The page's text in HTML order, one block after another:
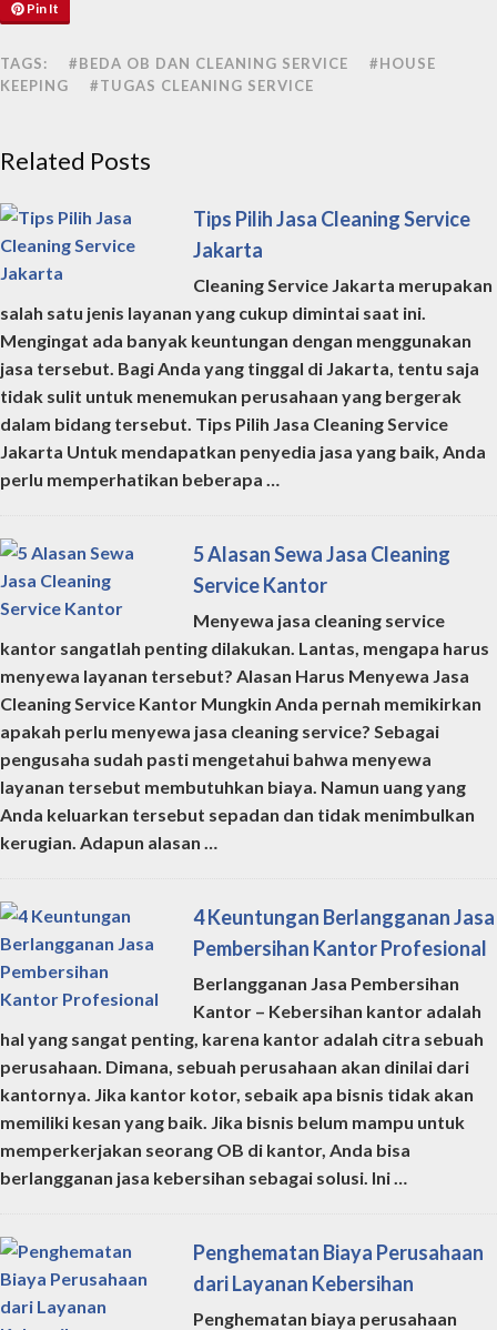
Pin It
TAGS: #BEDA OB DAN CLEANING SERVICE
#HOUSE
KEEPING
#TUGAS CLEANING SERVICE
Related Posts
Tips Pilih Jasa Cleaning Service
Jakarta
Cleaning Service Jakarta merupakan
salah satu jenis layanan yang cukup dimintai saat ini.
Mengingat ada banyak keuntungan dengan menggunakan
jasa tersebut. Bagi Anda yang tinggal di Jakarta, tentu saja
tidak sulit untuk menemukan perusahaan yang bergerak
dalam bidang tersebut. Tips Pilih Jasa Cleaning Service
Jakarta Untuk mendapatkan penyedia jasa yang baik, Anda
perlu memperhatikan beberapa …
5 Alasan Sewa Jasa Cleaning
Service Kantor
Menyewa jasa cleaning service
kantor sangatlah penting dilakukan. Lantas, mengapa harus
menyewa layanan tersebut? Alasan Harus Menyewa Jasa
Cleaning Service Kantor Mungkin Anda pernah memikirkan
apakah perlu menyewa jasa cleaning service? Sebagai
pengusaha sudah pasti mengetahui bahwa menyewa
layanan tersebut membutuhkan biaya. Namun uang yang
Anda keluarkan tersebut sepadan dan tidak menimbulkan
kerugian. Adapun alasan …
4 Keuntungan Berlangganan Jasa
Pembersihan Kantor Profesional
Berlangganan Jasa Pembersihan
Kantor – Kebersihan kantor adalah
hal yang sangat penting, karena kantor adalah citra sebuah
perusahaan. Dimana, sebuah perusahaan akan dinilai dari
kantornya. Jika kantor kotor, sebaik apa bisnis tidak akan
memiliki kesan yang baik. Jika bisnis belum mampu untuk
memperkerjakan seorang OB di kantor, Anda bisa
berlangganan jasa kebersihan sebagai solusi. Ini …
Penghematan Biaya Perusahaan
dari Layanan Kebersihan
Penghematan biaya perusahaan